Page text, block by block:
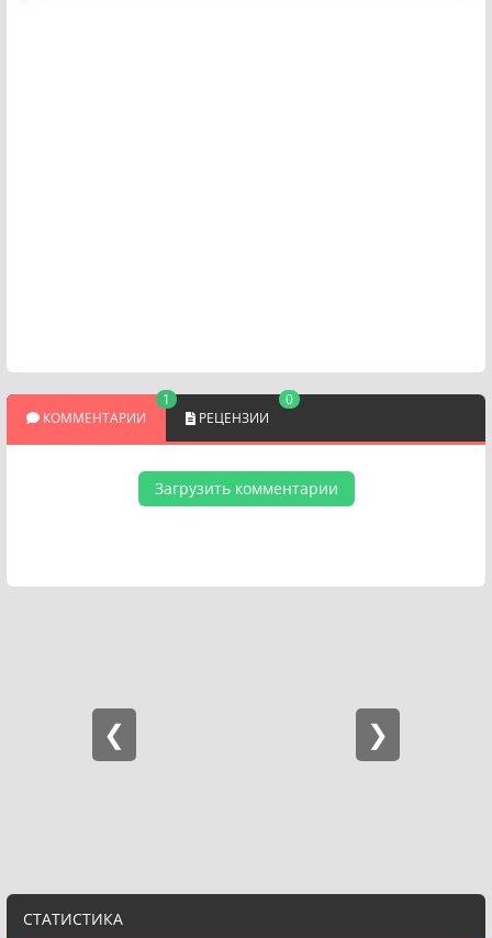
СТАТИСТИКА
КОММЕНТАРИИ
1
РЕЦЕНЗИИ
0
Загрузить комментарии